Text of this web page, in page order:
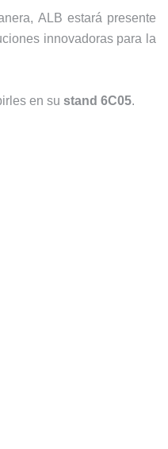
ALB estará presente
innovadoras para la
en su stand 6C05.